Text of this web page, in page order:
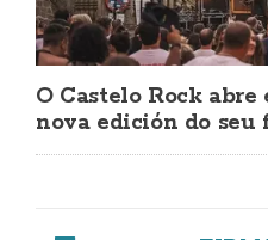
O Castelo Rock
nova edición do seu